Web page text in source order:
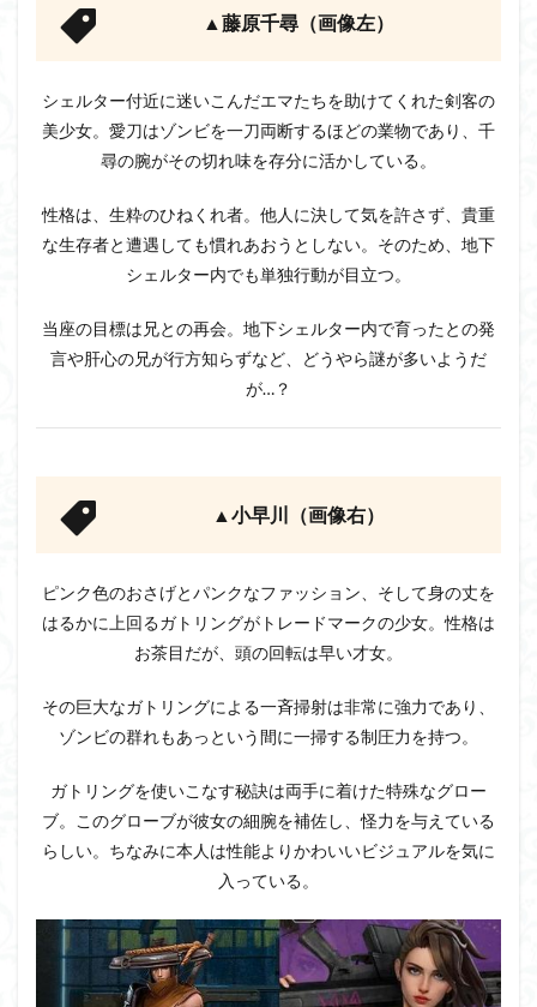
▲藤原千尋（画像左）
シェルター付近に迷いこんだエマたちを助けてくれた剣客の
美少女。愛刀はゾンビを一刀両断するほどの業物であり、千
尋の腕がその切れ味を存分に活かしている。
性格は、生粋のひねくれ者。他人に決して気を許さず、貴重
な生存者と遭遇しても慣れあおうとしない。そのため、地下
シェルター内でも単独行動が目立つ。
当座の目標は兄との再会。地下シェルター内で育ったとの発
言や肝心の兄が行方知らずなど、どうやら謎が多いようだ
が…？
▲小早川（画像右）
ピンク色のおさげとパンクなファッション、そして身の丈を
はるかに上回るガトリングがトレードマークの少女。性格は
お茶目だが、頭の回転は早い才女。
その巨大なガトリングによる一斉掃射は非常に強力であり、
ゾンビの群れもあっという間に一掃する制圧力を持つ。
ガトリングを使いこなす秘訣は両手に着けた特殊なグロー
ブ。このグローブが彼女の細腕を補佐し、怪力を与えている
らしい。ちなみに本人は性能よりかわいいビジュアルを気に
入っている。